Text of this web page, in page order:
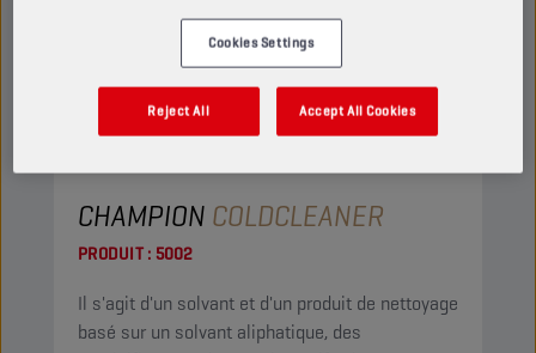
CHAMPION COLDCLEANER
PRODUIT : 5002
Il s'agit d'un solvant et d'un produit de nettoyage
basé sur un solvant aliphatique, des
Cookies Settings
Reject All Accept All Cookies